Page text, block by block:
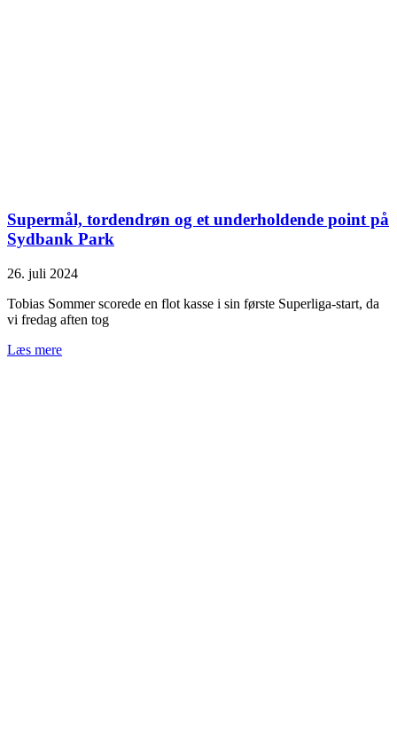
Supermål, tordendrøn og et underholdende point på
Sydbank Park
26. juli 2024
Tobias Sommer scorede en flot kasse i sin første Superliga-start, da
vi fredag aften tog
Læs mere